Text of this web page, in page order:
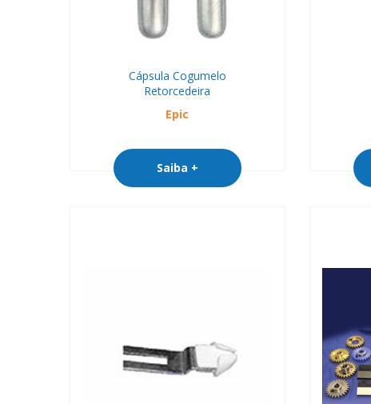
Cápsula Cogumelo
Retorcedeira
Epic
Saiba +